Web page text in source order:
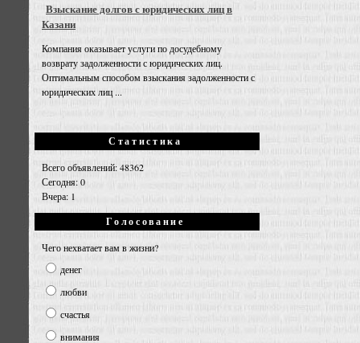
Взыскание долгов с юридических лиц в
Казани
Компания оказывает услуги по досудебному
возврату задолженности с юридических лиц.
Оптимальным способом взыскания задолженности с
юридических лиц ...
Статистика
Всего объявлений: 48362
Сегодня: 0
Вчера: 1
Голосование
Чего нехватает вам в жизни?
денег
любви
счастья
внимания